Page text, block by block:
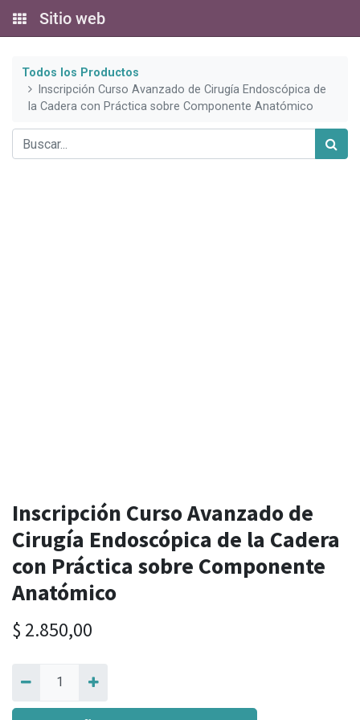
Sitio web
Todos los Productos
Inscripción Curso Avanzado de Cirugía Endoscópica de
la Cadera con Práctica sobre Componente Anatómico
Inscripción Curso Avanzado de
Cirugía Endoscópica de la Cadera
con Práctica sobre Componente
Anatómico
$ 2.850,00